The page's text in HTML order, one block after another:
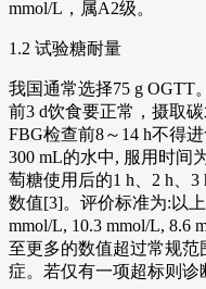
mmol/L，属A2级。
1.2 试验糖耐量
我国通常选择75 g OGTT
前3 d饮食要正常，摄取
FBG检查前8～14 h不得
300 mL的水中, 服用时间
萄糖使用后的1 h、2 h、
数值[3]。评价标准为:以
mmol/L, 10.3 mmol/L, 8.6
至更多的数值超过常规
症。若仅有一项超标则诊